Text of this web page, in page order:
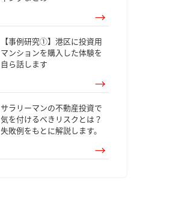
【事例研究①】港区に投資用
マンションを購入した体験を
自ら話します
サラリーマンの不動産投資で
気を付けるべきリスクとは？
失敗例をもとに解説します。